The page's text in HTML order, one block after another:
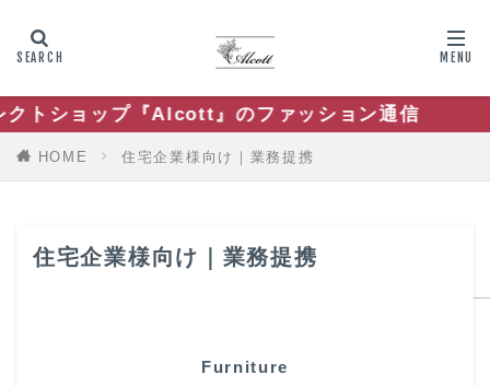
Alcott』のファッション通信
HOME 住宅企業様向け｜業務提携
住宅企業様向け｜業務提携
Furniture